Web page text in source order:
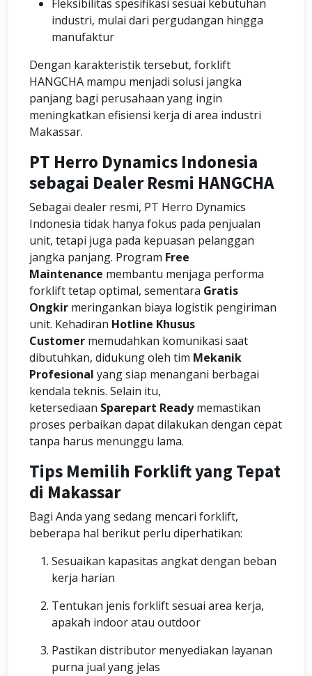
Fleksibilitas spesifikasi sesuai kebutuhan
industri, mulai dari pergudangan hingga
manufaktur
Dengan karakteristik tersebut, forklift
HANGCHA mampu menjadi solusi jangka
panjang bagi perusahaan yang ingin
meningkatkan efisiensi kerja di area industri
Makassar.
PT Herro Dynamics Indonesia
sebagai Dealer Resmi HANGCHA
Sebagai dealer resmi, PT Herro Dynamics
Indonesia tidak hanya fokus pada penjualan
unit, tetapi juga pada kepuasan pelanggan
jangka panjang. Program Free
Maintenance membantu menjaga performa
forklift tetap optimal, sementara Gratis
Ongkir meringankan biaya logistik pengiriman
unit. Kehadiran Hotline Khusus
Customer memudahkan komunikasi saat
dibutuhkan, didukung oleh tim Mekanik
Profesional yang siap menangani berbagai
kendala teknis. Selain itu,
ketersediaan Sparepart Readymemastikan
proses perbaikan dapat dilakukan dengan cepat
tanpa harus menunggu lama.
Tips Memilih Forklift yang Tepat
di Makassar
Bagi Anda yang sedang mencari forklift,
beberapa hal berikut perlu diperhatikan:
Sesuaikan kapasitas angkat dengan beban
kerja harian
Tentukan jenis forklift sesuai area kerja,
apakah indoor atau outdoor
Pastikan distributor menyediakan layanan
purna jual yang jelas